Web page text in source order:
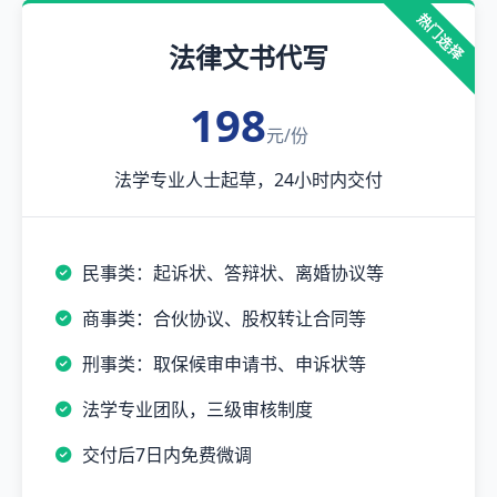
热门选择
法律文书代写
198元/份
法学专业人士起草，24小时内交付
民事类：起诉状、答辩状、离婚协议等
商事类：合伙协议、股权转让合同等
刑事类：取保候审申请书、申诉状等
法学专业团队，三级审核制度
交付后7日内免费微调